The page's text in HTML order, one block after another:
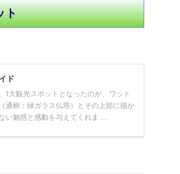
ト
ド
1大観光スポットとなったのが、ワット
通称：緑ガラス仏塔）とその上部に描か
い魅惑と感動を与えてくれま ...